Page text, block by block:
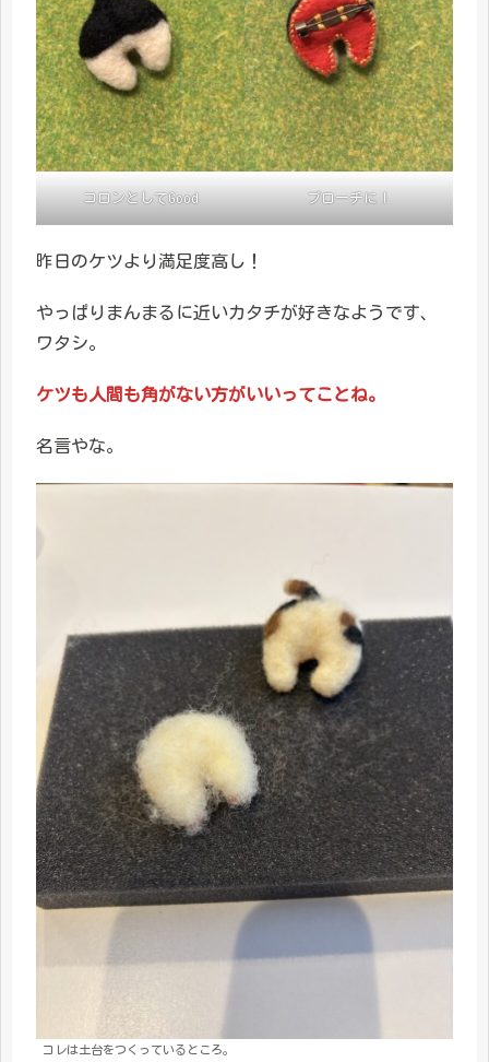
コロンとしてGood ブローチに！
昨日のケツより満足度高し！
やっぱりまんまるに近いカタチが好きなようです、
ワタシ。
ケツも人間も角がない方がいいってことね。
名言やな。
コレは土台をつくっているところ。